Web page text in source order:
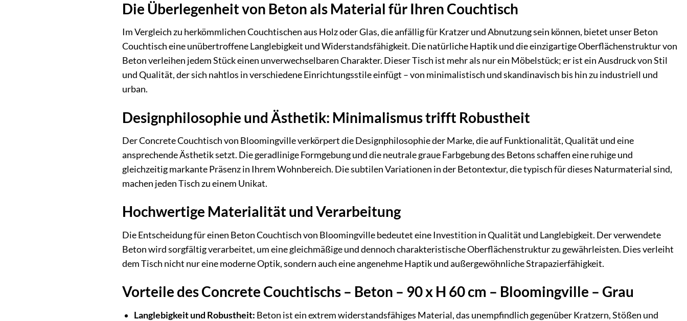
Die Überlegenheit von Beton als Material für Ihren Couchtisch
Im Vergleich zu herkömmlichen Couchtischen aus Holz oder Glas, die anfällig für Kratzer und Abnutzung sein können, bietet unser Beton
Couchtisch eine unübertroffene Langlebigkeit und Widerstandsfähigkeit. Die natürliche Haptik und die einzigartige Oberflächenstruktur von
Beton verleihen jedem Stück einen unverwechselbaren Charakter. Dieser Tisch ist mehr als nur ein Möbelstück; er ist ein Ausdruck von Stil
und Qualität, der sich nahtlos in verschiedene Einrichtungsstile einfügt – von minimalistisch und skandinavisch bis hin zu industriell und
urban.
Designphilosophie und Ästhetik: Minimalismus trifft Robustheit
Der Concrete Couchtisch von Bloomingville verkörpert die Designphilosophie der Marke, die auf Funktionalität, Qualität und eine
ansprechende Ästhetik setzt. Die geradlinige Formgebung und die neutrale graue Farbgebung des Betons schaffen eine ruhige und
gleichzeitig markante Präsenz in Ihrem Wohnbereich. Die subtilen Variationen in der Betontextur, die typisch für dieses Naturmaterial sind,
machen jeden Tisch zu einem Unikat.
Hochwertige Materialität und Verarbeitung
Die Entscheidung für einen Beton Couchtisch von Bloomingville bedeutet eine Investition in Qualität und Langlebigkeit. Der verwendete
Beton wird sorgfältig verarbeitet, um eine gleichmäßige und dennoch charakteristische Oberflächenstruktur zu gewährleisten. Dies verleiht
dem Tisch nicht nur eine moderne Optik, sondern auch eine angenehme Haptik und außergewöhnliche Strapazierfähigkeit.
Vorteile des Concrete Couchtischs – Beton – 90 x H 60 cm – Bloomingville – Grau
Langlebigkeit und Robustheit: Beton ist ein extrem widerstandsfähiges Material, das unempfindlich gegenüber Kratzern, Stößen und